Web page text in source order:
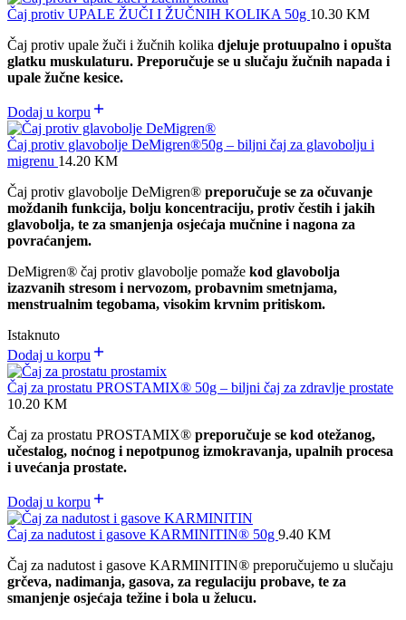
Čaj protiv UPALE ŽUČI I ŽUČNIH KOLIKA 50g 10.30 KM
Čaj protiv upale žuči i žučnih kolika djeluje protuupalno i opušta
glatku muskulaturu. Preporučuje se u slučaju žučnih napada i
upale žučne kesice.
Dodaj u korpu
Čaj protiv glavobolje DeMigren®50g – biljni čaj za glavobolju i
migrenu 14.20 KM
Čaj protiv glavobolje DeMigren® preporučuje se za očuvanje
moždanih funkcija, bolju koncentraciju, protiv čestih i jakih
glavobolja, te za smanjenja osjećaja mučnine i nagona za
povraćanjem.
DeMigren® čaj protiv glavobolje pomaže kod glavobolja
izazvanih stresom i nervozom, probavnim smetnjama,
menstrualnim tegobama, visokim krvnim pritiskom.
Istaknuto
Dodaj u korpu
Čaj za prostatu PROSTAMIX® 50g – biljni čaj za zdravlje prostate
10.20 KM
Čaj za prostatu PROSTAMIX® preporučuje se kod otežanog,
učestalog, noćnog i nepotpunog izmokravanja, upalnih procesa
i uvećanja prostate.
Dodaj u korpu
Čaj za nadutost i gasove KARMINITIN® 50g 9.40 KM
Čaj za nadutost i gasove KARMINITIN® preporučujemo u slučaju
grčeva, nadimanja, gasova, za regulaciju probave, te za
smanjenje osjećaja težine i bola u želucu.